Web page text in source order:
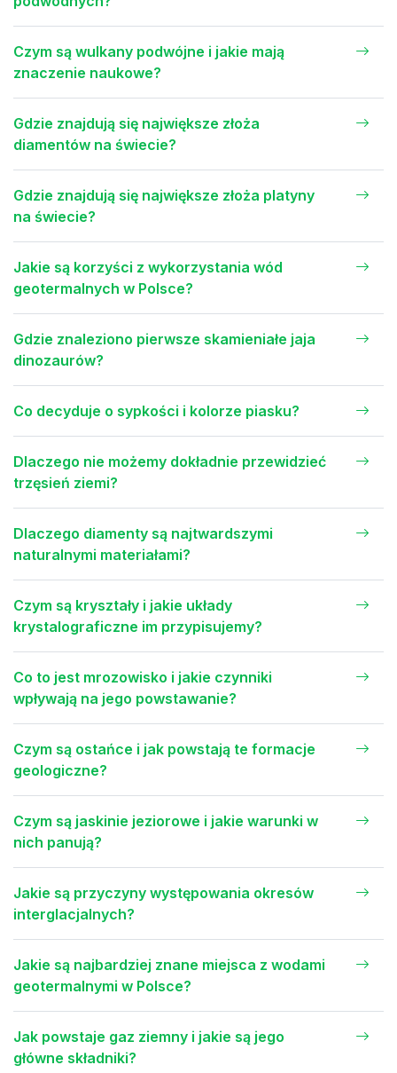
Czym są wulkany podwójne i jakie mają
znaczenie naukowe?
Gdzie znajdują się największe złoża
diamentów na świecie?
Gdzie znajdują się największe złoża platyny
na świecie?
Jakie są korzyści z wykorzystania wód
geotermalnych w Polsce?
Gdzie znaleziono pierwsze skamieniałe jaja
dinozaurów?
Co decyduje o sypkości i kolorze piasku?
Dlaczego nie możemy dokładnie przewidzieć
trzęsień ziemi?
Dlaczego diamenty są najtwardszymi
naturalnymi materiałami?
Czym są kryształy i jakie układy
krystalograficzne im przypisujemy?
Co to jest mrozowisko i jakie czynniki
wpływają na jego powstawanie?
Czym są ostańce i jak powstają te formacje
geologiczne?
Czym są jaskinie jeziorowe i jakie warunki w
nich panują?
Jakie są przyczyny występowania okresów
interglacjalnych?
Jakie są najbardziej znane miejsca z wodami
geotermalnymi w Polsce?
Jak powstaje gaz ziemny i jakie są jego
główne składniki?